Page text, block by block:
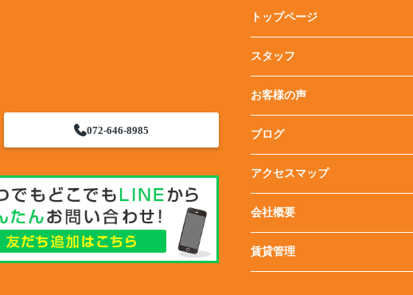
072-646-8985
トップページ
スタッフ
お客様の声
ブログ
アクセスマップ
会社概要
賃貸管理